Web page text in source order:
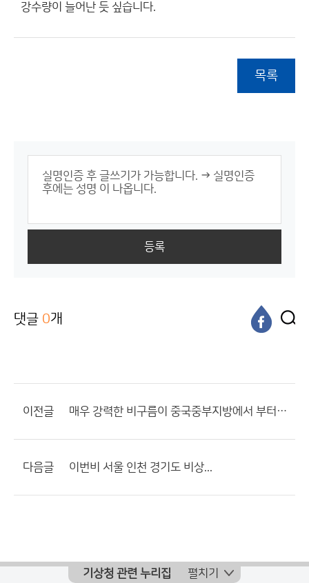
강수량이 늘어난 듯 싶습니다.
목록
등록
댓글 0개
이전글 매우 강력한 비구름이 중국중부지방에서 부터 산둥반도까지 관측되고 있습니다...
다음글 이번비 서울 인천 경기도 비상...
기상청 관련 누리집 펼치기